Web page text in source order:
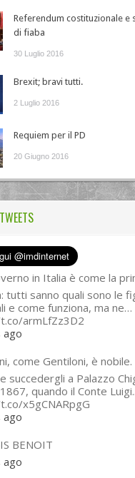
Referendum costituzionale e
di fiaba
30 Luglio 2016
Brexit; bravi tutti.
2 Luglio 2016
Requiem per il PD
20 Giugno 2016
in Italia è come la
tutti sanno quali sono le
e come funziona, ma ne…
armLfZz3D2
ago
come Gentiloni, è nobile.
succedergli a Palazzo
quando il Conte
x5gCNARpgG
ago
BENOIT
ago